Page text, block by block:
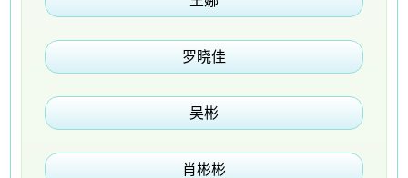
罗晓佳
吴彬
肖彬彬